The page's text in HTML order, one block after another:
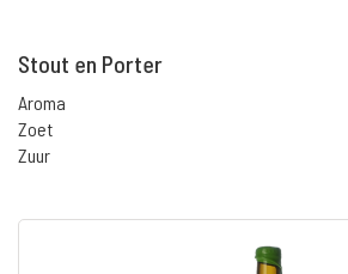
Stout en Porter
Aroma
Zoet
Zuur